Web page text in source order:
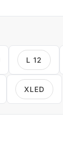
L 12
XLED